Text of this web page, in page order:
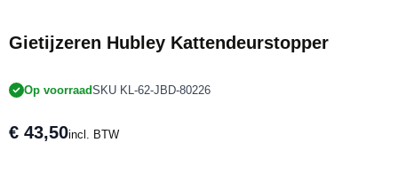
Gietijzeren Hubley Kattendeurstopper
Op voorraadSKU KL-62-JBD-80226
€ 43,50incl. BTW